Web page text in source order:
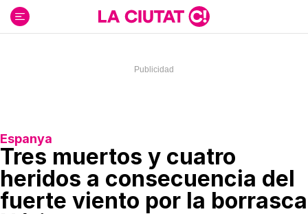
contenido
Espanya
Tres muertos y cuatro
heridos a consecuencia del
fuerte viento por la borrasca